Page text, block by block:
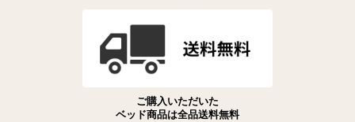
ご購入いただいた
ベッド商品は全品送料無料